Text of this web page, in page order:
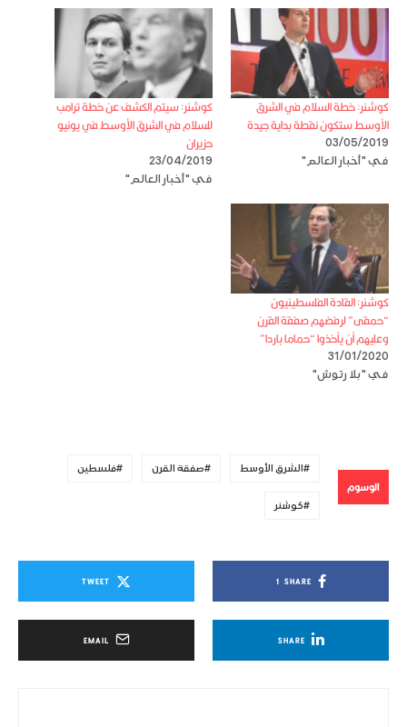
كوشنر: خطة السلام في الشرق
الأوسط ستكون نقطة بداية جيدة
03/05/2019
في "أخبار العالم"
كوشنر: سيتم الكشف عن خطة ترامب
للسلام في الشرق الأوسط في يونيو
حزيران
23/04/2019
في "أخبار العالم"
كوشنر: القادة الفلسطينيون
“حمقى” لرفضهم صفقة القرن
وعليهم أن يأخذوا “حماما باردا”
31/01/2020
في "بلا رتوش"
الوسوم
الشرق الأوسط صفقة القرن فلسطين
كوشنر
SHARE
1
TWEET
SHARE
EMAIL